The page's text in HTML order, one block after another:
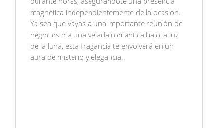
magnética independientemente de la ocasión.
Ya sea que vayas a una importante reunión de
negocios o a una velada romántica bajo la luz
de la luna, esta fragancia te envolverá en un
aura de misterio y elegancia.